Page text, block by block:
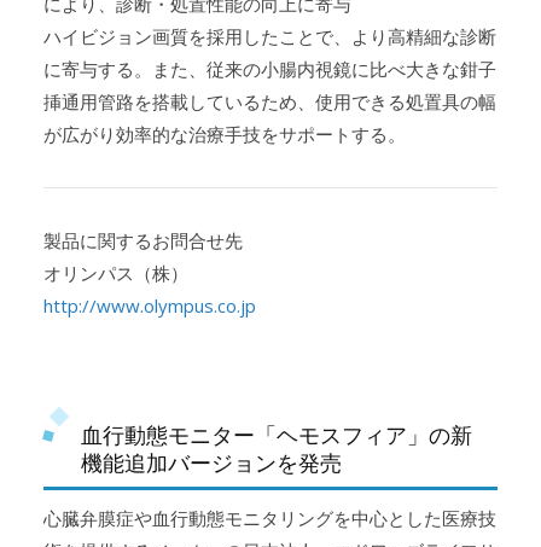
ハイビジョン画質を採用したことで、より高精細な診断
に寄与する。また、従来の小腸内視鏡に比べ大きな鉗子
挿通用管路を搭載しているため、使用できる処置具の幅
が広がり効率的な治療手技をサポートする。
製品に関するお問合せ先
オリンパス（株）
http://www.olympus.co.jp
血行動態モニター「ヘモスフィア」の新
機能追加バージョンを発売
心臓弁膜症や血行動態モニタリングを中心とした医療技